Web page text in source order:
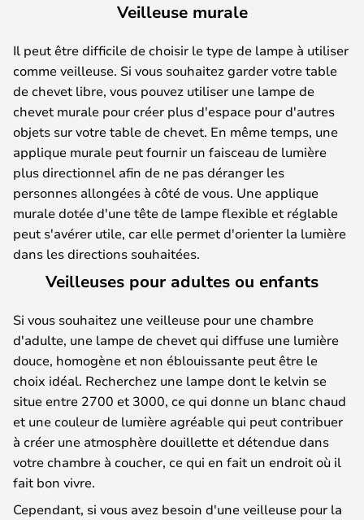
Veilleuse murale
Il peut être difficile de choisir le type de lampe à utiliser
comme veilleuse. Si vous souhaitez garder votre table
de chevet libre, vous pouvez utiliser une lampe de
chevet murale pour créer plus d'espace pour d'autres
objets sur votre table de chevet. En même temps, une
applique murale peut fournir un faisceau de lumière
plus directionnel afin de ne pas déranger les
personnes allongées à côté de vous. Une applique
murale dotée d'une tête de lampe flexible et réglable
peut s'avérer utile, car elle permet d'orienter la lumière
dans les directions souhaitées.
Veilleuses pour adultes ou enfants
Si vous souhaitez une veilleuse pour une chambre
d'adulte, une lampe de chevet qui diffuse une lumière
douce, homogène et non éblouissante peut être le
choix idéal. Recherchez une lampe dont le kelvin se
situe entre 2700 et 3000, ce qui donne un blanc chaud
et une couleur de lumière agréable qui peut contribuer
à créer une atmosphère douillette et détendue dans
votre chambre à coucher, ce qui en fait un endroit où il
fait bon vivre.
Cependant, si vous avez besoin d'une veilleuse pour la